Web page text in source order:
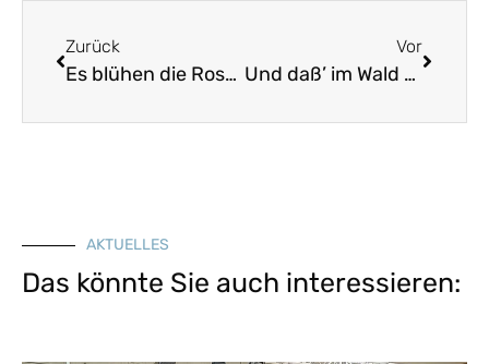
Zurück
Es blühen die Rosen im Garten
Vor
Und daß’ im Wald so finster is’
AKTUELLES
Das könnte Sie auch interessieren: